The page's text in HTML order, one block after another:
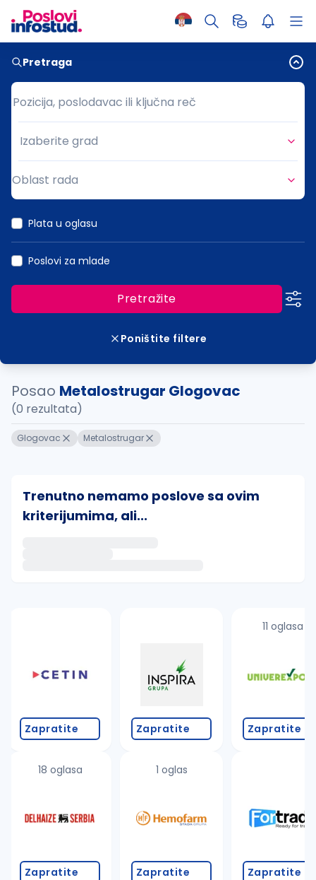
Pretraga
Pozicija, poslodavac ili ključna reč
Pozicija, poslodavac ili ključna reč
Grad
Izaberite grad
Oblast rada
Plata u oglasu
Poslovi za mlade
Pretražite
Poništite filtere
Posao Metalostrugar Glogovac
(0 rezultata)
Glogovac Metalostrugar
Trenutno nemamo poslove sa ovim
kriterijumima, ali...
proverite pravopisne greške (koristite č, ć, š, đ,
promenite odabrane filtere pretrage
Zapratite
18 oglasa
Zapratite
Zapratite
1 oglas
Zapratite
11 oglasa
Zapratite
Zapratite